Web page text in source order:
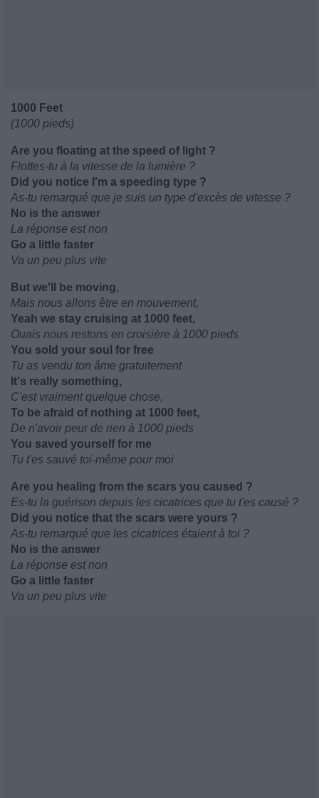
1000 Feet
(1000 pieds)
Are you floating at the speed of light ?
Flottes-tu à la vitesse de la lumière ?
Did you notice I'm a speeding type ?
As-tu remarqué que je suis un type d'excès de vitesse ?
No is the answer
La réponse est non
Go a little faster
Va un peu plus vite
But we'll be moving,
Mais nous allons être en mouvement,
Yeah we stay cruising at 1000 feet,
Ouais nous restons en croisière à 1000 pieds
You sold your soul for free
Tu as vendu ton âme gratuitement
It's really something,
C'est vraiment quelque chose,
To be afraid of nothing at 1000 feet,
De n'avoir peur de rien à 1000 pieds
You saved yourself for me
Tu t'es sauvé toi-même pour moi
Are you healing from the scars you caused ?
Es-tu la guérison depuis les cicatrices que tu t'es causé ?
Did you notice that the scars were yours ?
As-tu remarqué que les cicatrices étaient à toi ?
No is the answer
La réponse est non
Go a little faster
Va un peu plus vite